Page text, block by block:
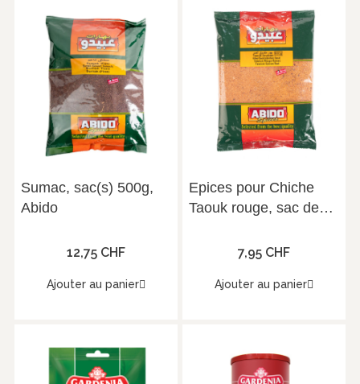
Sumac, sac(s) 500g,
Abido
12,75 CHF
Ajouter au panier
Epices pour Chiche
Taouk rouge, sac de
7,95 CHF
Ajouter au panier